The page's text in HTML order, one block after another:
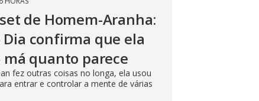
de Homem-Aranha:
Dia confirma que ela
má quanto parece
fez outras coisas no longa, ela usou
entrar e controlar a mente de várias